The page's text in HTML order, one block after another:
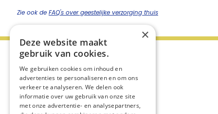
Zie ook de FAQ's over geestelijke verzorging thuis
×
Deze website maakt
gebruik van cookies.
We gebruiken cookies om inhoud en
advertenties te personaliseren en om ons
verkeer te analyseren. We delen ook
informatie over uw gebruik van onze site
met onze advertentie- en analysepartners,